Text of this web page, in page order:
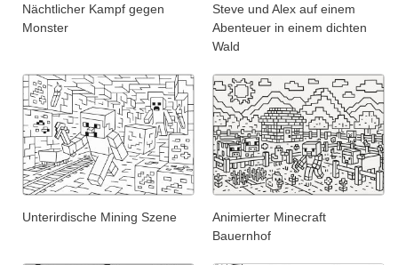
Nächtlicher Kampf gegen
Monster
Steve und Alex auf einem
Abenteuer in einem dichten
Wald
Unterirdische Mining Szene
Animierter Minecraft
Bauernhof